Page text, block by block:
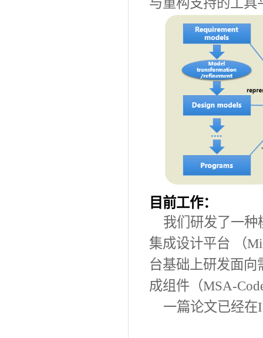
目前工作：
我们研发了一种
集成设计平台
（
台基础上研发面向
成组件 （MSA-C
一篇论文已经在